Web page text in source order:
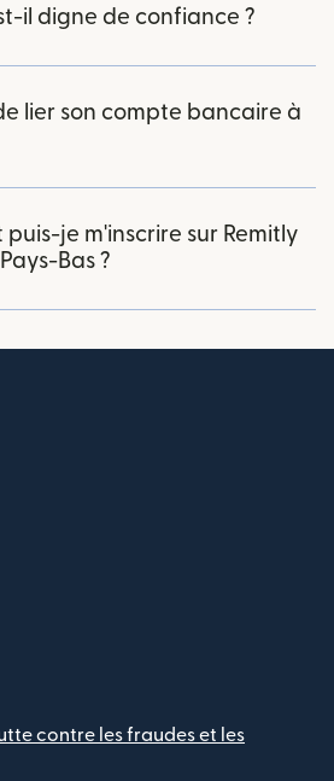
il digne de confiance ?
lier son compte bancaire à
puis-je m'inscrire sur Remitly
Bas ?
contre les fraudes et les